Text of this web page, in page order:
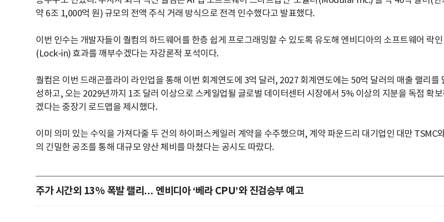
약 6조 1,000억 원) 규모의 전액 주식 거래 방식으로 전격 인수했다고 발표했다.
이번 인수는 개발자들이 퀄컴의 하드웨어를 한층 쉽게 프로그래밍할 수 있도록 유도해 엔비디아의 소프트웨어 락인
(Lock-in) 효과를 깨부수겠다는 자강론적 포석이다.
퀄컴은 이번 드래곤플라이 라인업을 통해 이번 회계연도에 3억 달러, 2027 회계연도에는 50억 달러의 매출 랠리를
성하고, 오는 2029년까지 1조 달러 이상으로 스케일업될 글로벌 데이터센터 시장에서 5% 이상의 지분을 독점 확
겠다는 중장기 로드맵을 제시했다.
이미 의미 있는 수익을 가져다줄 두 건의 하이퍼스케일러 계약을 수주했으며, 계약 파운드리 대기업인 대만 TSMC
의 긴밀한 공조를 통해 대규모 양산 체비를 마쳤다는 공시도 따랐다.
주가 시간외 13% 폭발 랠리… 엔비디아 ‘베라 CPU’와 진검승부 예고